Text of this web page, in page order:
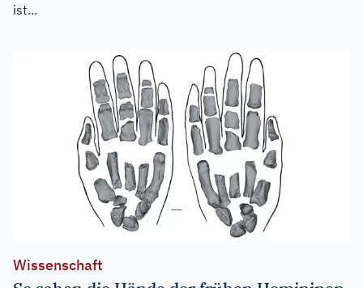
ist...
Wissenschaft